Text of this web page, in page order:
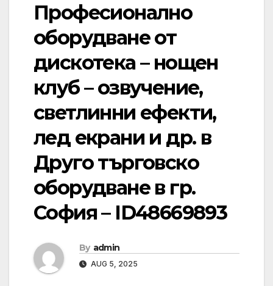
Професионално
оборудване от
дискотека – нощен
клуб – озвучение,
светлинни ефекти,
лед екрани и др. в
Друго търговско
оборудване в гр.
София – ID48669893
By admin
AUG 5, 2025